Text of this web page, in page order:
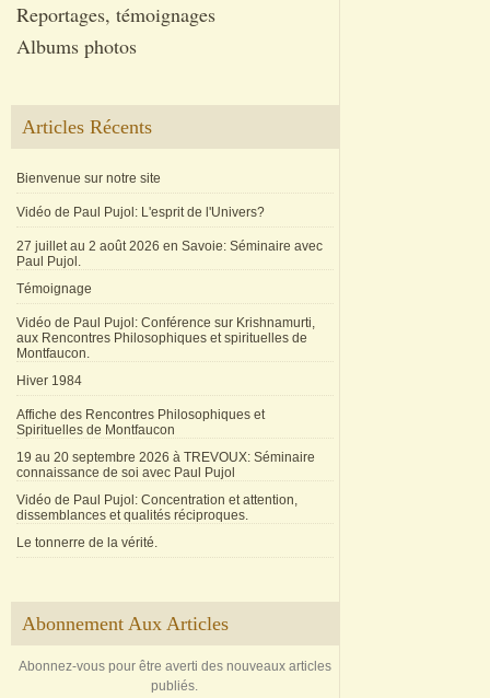
Reportages, témoignages
Albums photos
Articles Récents
Bienvenue sur notre site
Vidéo de Paul Pujol: L'esprit de l'Univers?
27 juillet au 2 août 2026 en Savoie: Séminaire avec
Paul Pujol.
Témoignage
Vidéo de Paul Pujol: Conférence sur Krishnamurti,
aux Rencontres Philosophiques et spirituelles de
Montfaucon.
Hiver 1984
Affiche des Rencontres Philosophiques et
Spirituelles de Montfaucon
19 au 20 septembre 2026 à TREVOUX: Séminaire
connaissance de soi avec Paul Pujol
Vidéo de Paul Pujol: Concentration et attention,
dissemblances et qualités réciproques.
Le tonnerre de la vérité.
Abonnement Aux Articles
Abonnez-vous pour être averti des nouveaux articles
publiés.